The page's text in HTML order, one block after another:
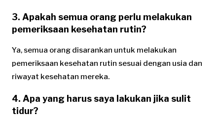
3. Apakah semua orang perlu melakukan
pemeriksaan kesehatan rutin?
Ya, semua orang disarankan untuk melakukan
pemeriksaan kesehatan rutin sesuai dengan usia dan
riwayat kesehatan mereka.
4. Apa yang harus saya lakukan jika sulit
tidur?